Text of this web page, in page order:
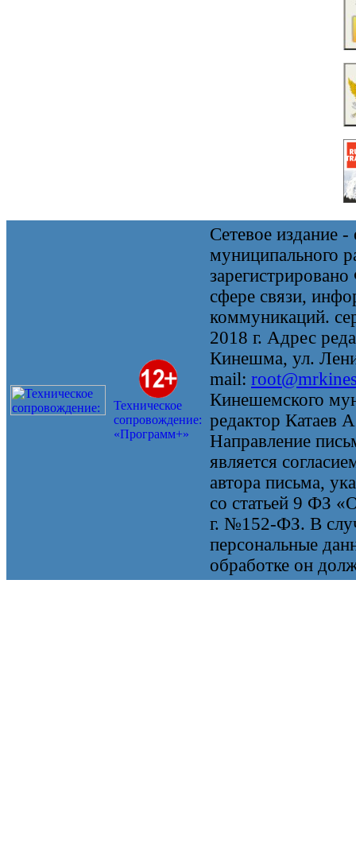
Техническое
сопровождение:
«Программ+»
Сетевое издание
муниципального
сфере связи,
коммуникаций.
2018 г. Адрес
Кинешма, ул.
mail:
Кинешемского
редактор Катаев
Направление
является
автора письма,
со статьей 9 ФЗ
г. №152-ФЗ. В
персональные
обработке он